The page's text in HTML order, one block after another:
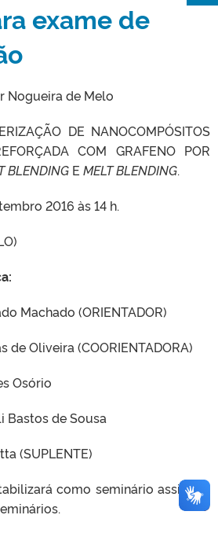
exame de
Nogueira de Melo
DE NANOCOMPÓSITOS
COM GRAFENO POR
BLENDING E MELT BLENDING.
2016 às 14 h.
Machado (ORIENTADOR)
de Oliveira (COORIENTADORA)
Osório
Bastos de Sousa
(SUPLENTE)
como seminário assistido